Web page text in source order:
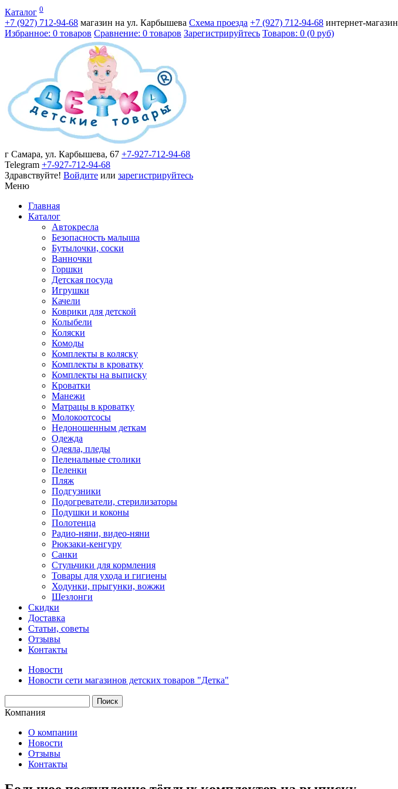
Каталог 0
+7 (927) 712-94-68 магазин на ул. Карбышева Схема проезда +7 (927) 712-94-68 интернет-магазин
Избранное: 0 товаров Сравнение: 0 товаров Зарегистрируйтесь Товаров: 0 (0 руб)
г Самара, ул. Карбышева, 67 +7-927-712-94-68
Telegram +7-927-712-94-68
Здравствуйте! Войдите или зарегистрируйтесь
Меню
Главная
Каталог
Автокресла
Безопасность малыша
Бутылочки, соски
Ванночки
Горшки
Детская посуда
Игрушки
Качели
Коврики для детской
Колыбели
Коляски
Комоды
Комплекты в коляску
Комплекты в кроватку
Комплекты на выписку
Кроватки
Манежи
Матрацы в кроватку
Молокоотсосы
Недоношенным деткам
Одежда
Одеяла, пледы
Пеленальные столики
Пеленки
Пляж
Подгузники
Подогреватели, стерилизаторы
Подушки и коконы
Полотенца
Радио-няни, видео-няни
Рюкзаки-кенгуру
Санки
Стульчики для кормления
Товары для ухода и гигиены
Ходунки, прыгунки, вожжи
Шезлонги
Скидки
Доставка
Статьи, советы
Отзывы
Контакты
Новости
Новости сети магазинов детских товаров "Детка"
Компания
О компании
Новости
Отзывы
Контакты